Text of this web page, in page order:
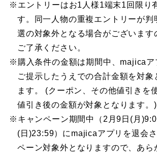
※エントリーはお1人様1端末1回限り
す。同一人物の重複エントリーが判
選の対象外となる場合がございます
ご了承ください。
※購入条件の金額は期間中、majicaア
ご提示したうえでの合計金額を対象
ます。 (クーポン、その他値引きを
値引き後の金額が対象となります。)
※キャンペーン期間中（2月9日(月
(日)23:59）にmajicaアプリを退会
ペーン対象外となりますので、あら